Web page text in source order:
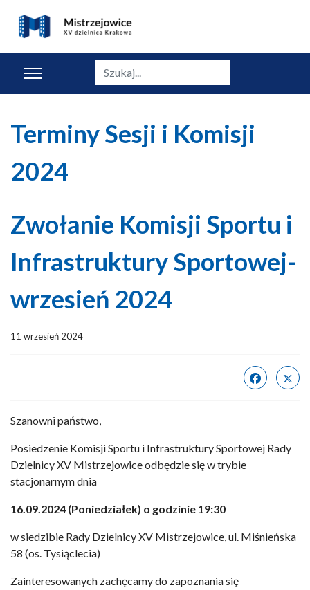
Szukaj
Terminy Sesji i Komisji
2024
Zwołanie Komisji Sportu i
Infrastruktury Sportowej-
wrzesień 2024
11 wrzesień 2024
Szanowni państwo,
Posiedzenie Komisji Sportu i Infrastruktury Sportowej Rady
Dzielnicy XV Mistrzejowice odbędzie się w trybie
stacjonarnym dnia
16.09.2024 (Poniedziałek) o godzinie 19:30
w siedzibie Rady Dzielnicy XV Mistrzejowice, ul. Miśnieńska
58 (os. Tysiąclecia)
Zainteresowanych zachęcamy do zapoznania się